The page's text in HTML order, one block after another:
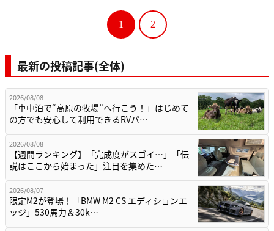
1 2
最新の投稿記事(全体)
2026/08/08
「車中泊で“高原の牧場”へ行こう！」はじめて
の方でも安心して利用できるRVパ…
2026/08/08
【週間ランキング】「完成度がスゴイ…」「伝
説はここから始まった」注目を集めた…
2026/08/07
限定M2が登場！「BMW M2 CS エディションエ
ッジ」530馬力＆30k…